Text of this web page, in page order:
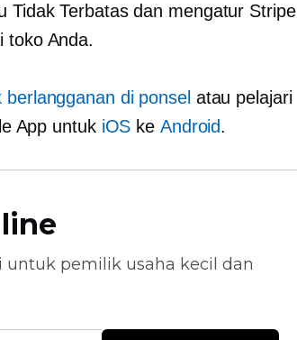
Tidak Terbatas dan mengatur Stripe
toko Anda.
di ponsel atau pelajari
App untuk iOS ke Android.
untuk pemilik usaha kecil dan